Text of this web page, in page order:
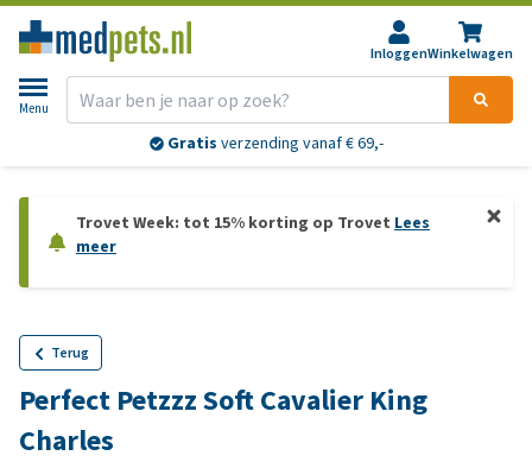
InloggenWinkelwagen
Menu
Gratis verzending vanaf € 69,-
Trovet Week: tot 15% korting op Trovet Lees
meer
Terug
Perfect Petzzz Soft Cavalier King
Charles